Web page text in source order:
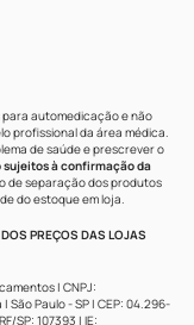
automedicação e não
profissional da área médica.
de saúde e prescrever o
sujeitos à confirmação da
de separação dos produtos
do estoque em loja.
PREÇOS DAS LOJAS
| CNPJ:
São Paulo - SP | CEP: 04.296-
SP: 107393 | IE: